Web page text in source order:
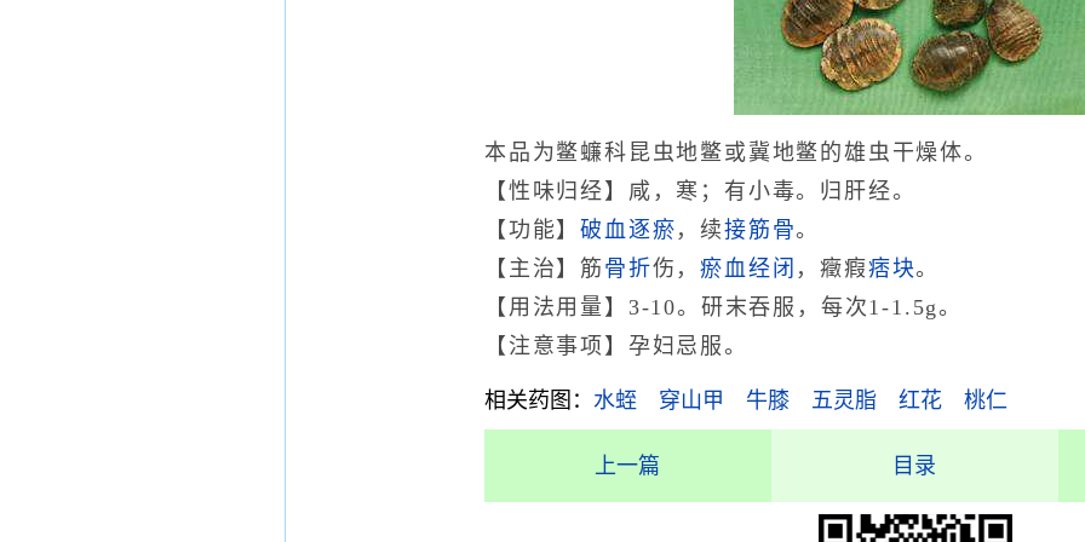
本品为鳖蠊科昆虫地鳖或冀地鳖的雄虫干燥体。
【性味归经】咸，寒；有小毒。归肝经。
【功能】破血逐瘀 ，续接筋骨。
【主治】筋 骨折伤，瘀血经闭 ，癥瘕痞块。
【用法用量】3-10。研末吞服，每次1-1.5g。
【注意事项】孕妇忌服。
相关药图： 水蛭 穿山甲 牛膝 五灵脂 红花 桃仁
上一篇 目录